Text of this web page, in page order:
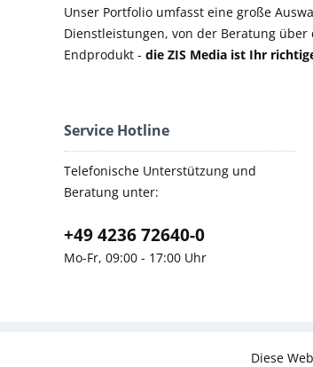
Unser Portfolio umfasst eine große
Dienstleistungen, von der Beratung
Endprodukt - die ZIS Media ist Ihr
Service Hotline
Telefonische Unterstützung und
Beratung unter:
+49 4236 72640-0
Mo-Fr, 09:00 - 17:00 Uhr
Diese